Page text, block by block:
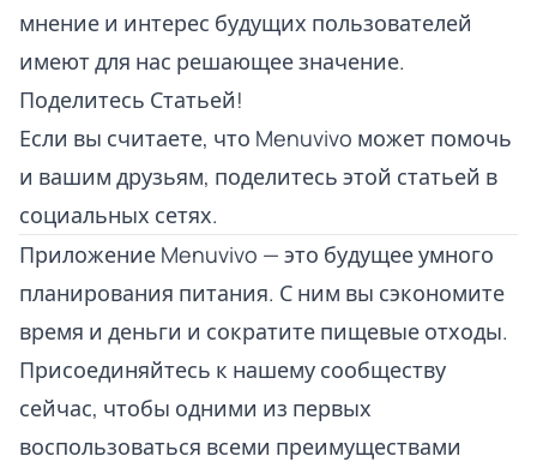
мнение и интерес будущих пользователей
имеют для нас решающее значение.
Поделитесь Статьей!
Если вы считаете, что Menuvivo может помочь
и вашим друзьям, поделитесь этой статьей в
социальных сетях.
Приложение Menuvivo — это будущее умного
планирования питания. С ним вы сэкономите
время и деньги и сократите пищевые отходы.
Присоединяйтесь к нашему сообществу
сейчас, чтобы одними из первых
воспользоваться всеми преимуществами